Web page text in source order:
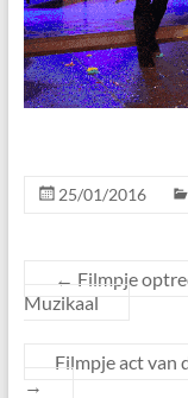
25/01/2016
← Filmpje
Muzikaal
Filmpje act van
→